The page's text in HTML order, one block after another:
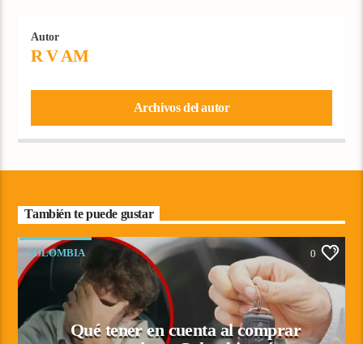
Autor
R V AM
Archivos del autor
También te puede gustar
COLOMBIA 0
Qué tener en cuenta al comprar